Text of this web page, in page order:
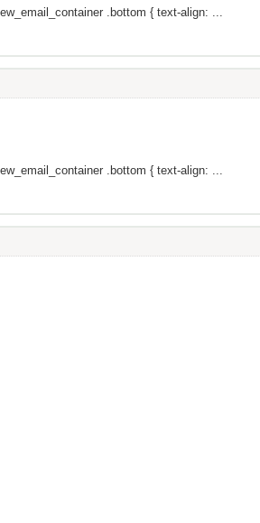
.bottom { text-align: ...
.bottom { text-align: ...